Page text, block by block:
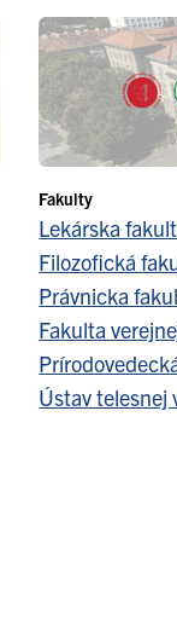
Fakulty
Lekárska
Filozofická
Právnicka
Fakulta
Ústav telesnej